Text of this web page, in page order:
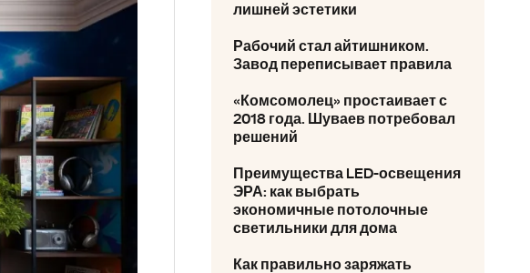
лишней эстетики
Рабочий стал айтишником.
Завод переписывает правила
«Комсомолец» простаивает с
2018 года. Шуваев потребовал
решений
Преимущества LED-освещения
ЭРА: как выбрать
экономичные потолочные
светильники для дома
Как правильно заряжать